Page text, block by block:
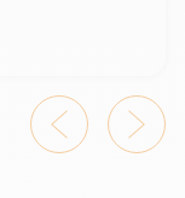
La Tribune
Sage 100